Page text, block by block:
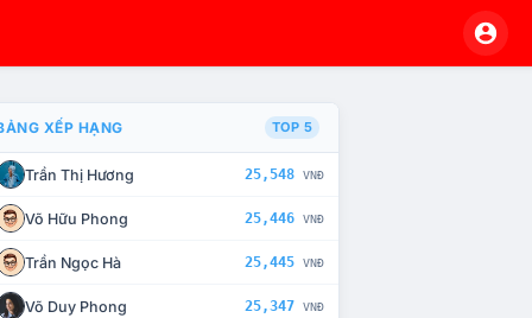
CHẾ TÀI XỬ LÝ VI PHẠM
XẾP HẠNG TOP 5
Trần Thị Hương 25,548 VNĐ
Võ Hữu Phong 25,446 VNĐ
Trần Ngọc Hà 25,445 VNĐ
Võ Duy Phong 25,347 VNĐ